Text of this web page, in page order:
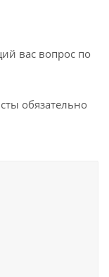
вас вопрос по
обязательно